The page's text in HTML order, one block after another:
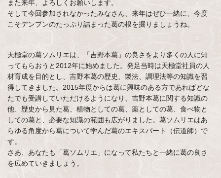
また来年、よろしくお願いします。
そして今回参加されなかったみなさん、来年はぜひ一緒に、今度
こそデンプンのたっぷり詰まった葛の根を掘りましょうね。
天極堂の葛ソムリエは、「吉野本葛」の良さをより多くの人に知
ってもらおうと2012年に始めました。発足当時は天極堂社員の人
材育成を目的とし、吉野本葛の歴史、製法、調理法等の知識を習
得してきました。2015年度からは葛に興味のある方であればどな
たでも受講していただけるようになり、吉野本葛に関する知識の
他、歴史から見た葛、植物としての葛、薬としての葛、食べ物と
しての葛と、必要な知識の範囲も広がりました。葛ソムリエはあ
らゆる角度から葛について学んだ葛のエキスパート（伝道師）で
す。
さあ、あなたも「葛ソムリエ」になって私たちと一緒に葛の良さ
を広めていきましょう。